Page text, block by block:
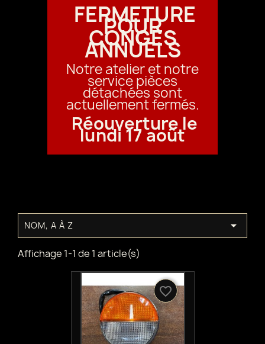
FERMETURE
POUR
CONGÉS
ANNUELS
Notre atelier et notre
service pièces
détachées sont
actuellement fermés.
Réouverture le
lundi 17 août
NOM, A À Z 
Affichage 1-1 de 1 article(s)
favorite_border